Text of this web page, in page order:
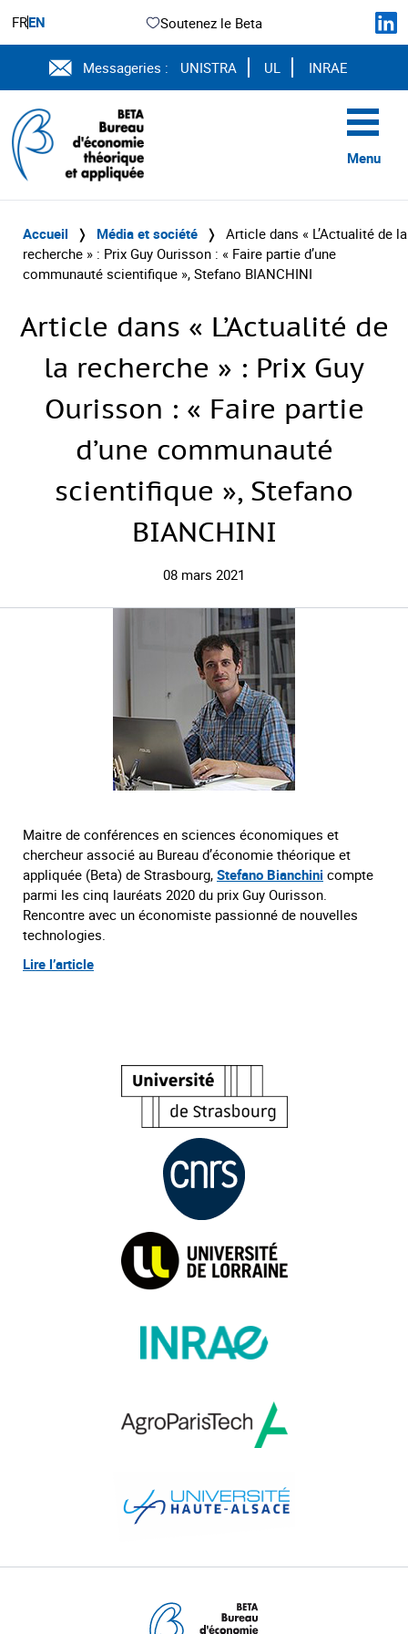
FREN Soutenez le Beta
Messageries : UNISTRA UL INRAE
Menu
Accueil ❭ Média et société ❭ Article dans « L’Actualité de la
recherche » : Prix Guy Ourisson : « Faire partie d’une
communauté scientifique », Stefano BIANCHINI
Article dans « L’Actualité de
la recherche » : Prix Guy
Ourisson : « Faire partie
d’une communauté
scientifique », Stefano
BIANCHINI
08 mars 2021
Maitre de conférences en sciences économiques et
chercheur associé au Bureau d’économie théorique et
appliquée (Beta) de Strasbourg, Stefano Bianchini compte
parmi les cinq lauréats 2020 du prix Guy Ourisson.
Rencontre avec un économiste passionné de nouvelles
technologies.
Lire l’article